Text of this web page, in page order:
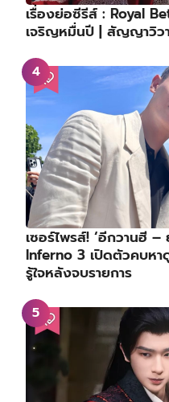
เรื่องย่อซีรีส์ : Royal
เจริญหมื่นปี | สัญญาวิว
เซอร์ไพรส์! ‘อีกวานฮี –
Inferno 3 เปิดตัวคบห
รู้ใจหลังจบรายการ